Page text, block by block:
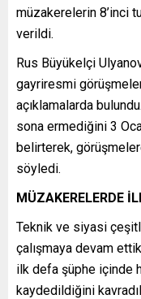
müzakerelerin 8’inci
verildi.
Rus Büyükelçi
gayriresmi
açıklamalarda
sona ermediğini 3
belirterek,
söyledi.
MÜZAKERELERDE
Teknik ve siyasi
çalışmaya devam
ilk defa şüphe içinde
kaydedildiğini